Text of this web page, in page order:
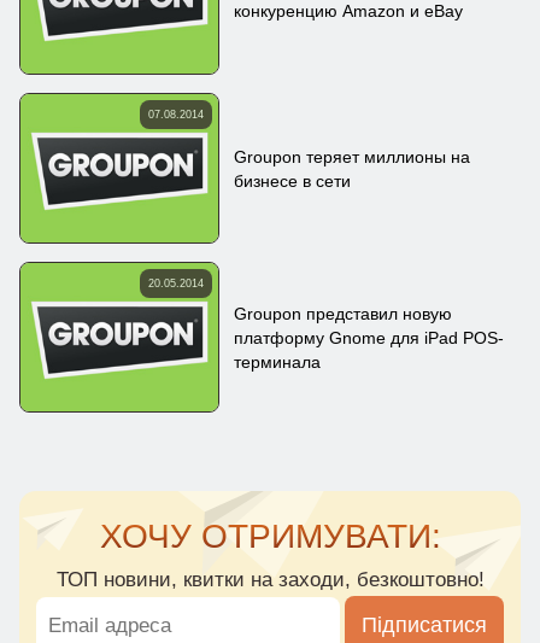
конкуренцию Amazon и eBay
07.08.2014
Groupon теряет миллионы на
бизнесе в сети
20.05.2014
Groupon представил новую
платформу Gnome для iPad POS-
терминала
ХОЧУ ОТРИМУВАТИ:
ТОП новини, квитки на заходи, безкоштовно!
Підписатися